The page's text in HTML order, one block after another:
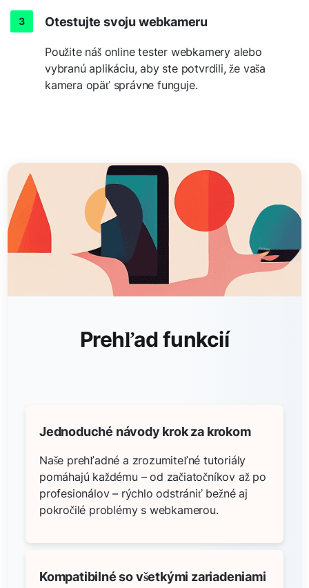
Otestujte svoju webkameru
Použite náš online tester webkamery alebo
vybranú aplikáciu, aby ste potvrdili, že vaša
kamera opäť správne funguje.
Prehľad funkcií
Jednoduché návody krok za krokom
Naše prehľadné a zrozumiteľné tutoriály
pomáhajú každému – od začiatočníkov až po
profesionálov – rýchlo odstrániť bežné aj
pokročilé problémy s webkamerou.
Kompatibilné so všetkými zariadeniami